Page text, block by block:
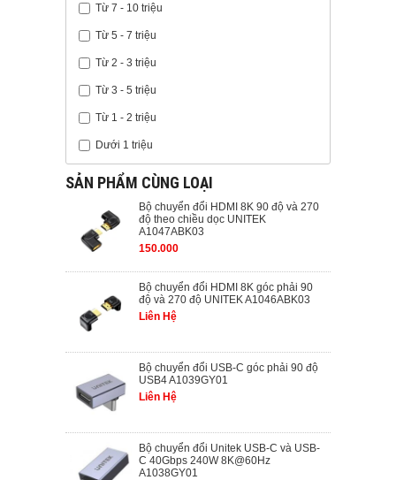
Từ 7 - 10 triệu
Từ 5 - 7 triệu
Từ 2 - 3 triệu
Từ 3 - 5 triệu
Từ 1 - 2 triệu
Dưới 1 triệu
SẢN PHẨM CÙNG LOẠI
Bộ chuyển đổi HDMI 8K 90 độ và 270
độ theo chiều dọc UNITEK
A1047ABK03
150.000
Bộ chuyển đổi HDMI 8K góc phải 90
độ và 270 độ UNITEK A1046ABK03
Liên Hệ
Bộ chuyển đổi USB-C góc phải 90 độ
USB4 A1039GY01
Liên Hệ
Bộ chuyển đổi Unitek USB-C và USB-
C 40Gbps 240W 8K@60Hz
A1038GY01